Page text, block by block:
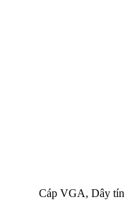
Cáp VGA, Dây tín